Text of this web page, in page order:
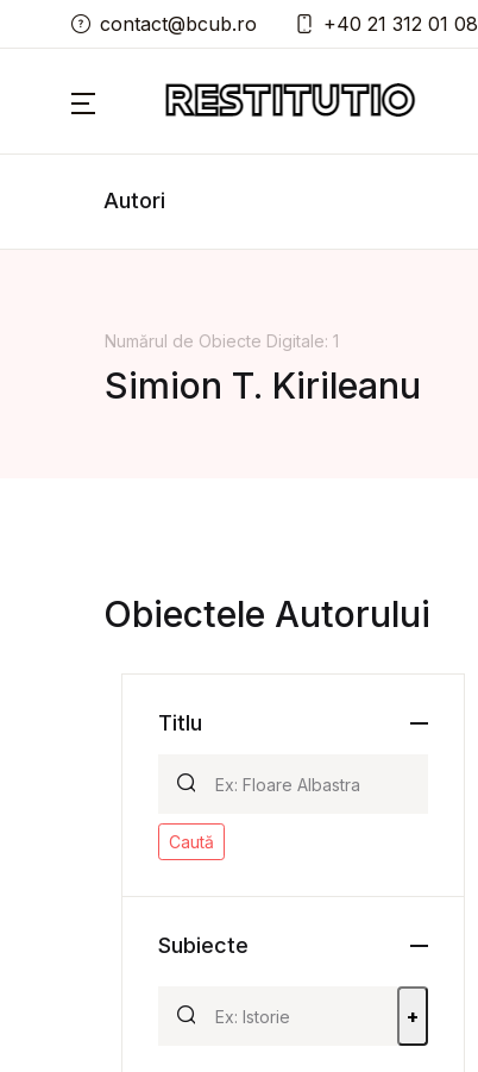
contact@bcub.ro +40 21 312 01 08
Autori
Numărul de Obiecte Digitale: 1
Simion T. Kirileanu
Obiectele Autorului
Titlu
Caută
Subiecte
+